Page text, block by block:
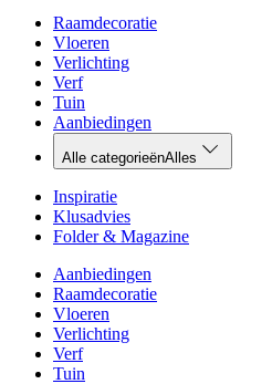
Raamdecoratie
Vloeren
Verlichting
Verf
Tuin
Aanbiedingen
Alle categorieënAlles
Inspiratie
Klusadvies
Folder & Magazine
Aanbiedingen
Raamdecoratie
Vloeren
Verlichting
Verf
Tuin